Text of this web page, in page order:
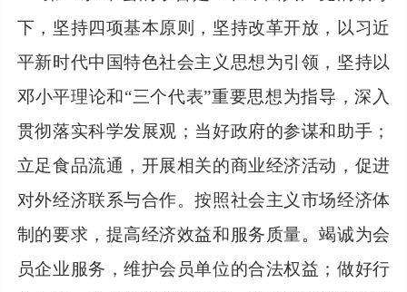
下，坚持四项基本原则，坚持改革开放，以习近
平新时代中国特色社会主义思想为引领，坚持以
邓小平理论和“三个代表”重要思想为指导，深入
贯彻落实科学发展观；当好政府的参谋和助手；
立足食品流通，开展相关的商业经济活动，促进
对外经济联系与合作。按照社会主义市场经济体
制的要求，提高经济效益和服务质量。竭诚为会
员企业服务，维护会员单位的合法权益；做好行